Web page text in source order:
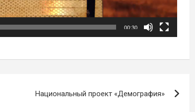
00:30
Национальный проект «Демография»